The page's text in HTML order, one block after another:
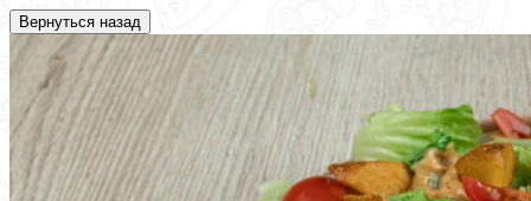
Вернуться назад